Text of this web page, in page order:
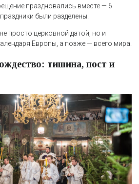
праздновались вместе — 6
были разделены.
просто церковной датой, но и
Европы, а позже — всего мира.
тишина, пост и